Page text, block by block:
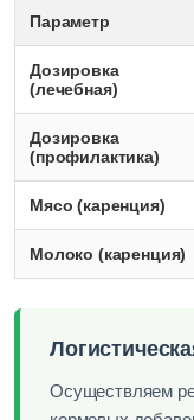
Параметр
Дозировка
(лечебная)
Дозировка
(профилактика)
Мясо (каренция)
Молоко (каренция)
Осуществляем